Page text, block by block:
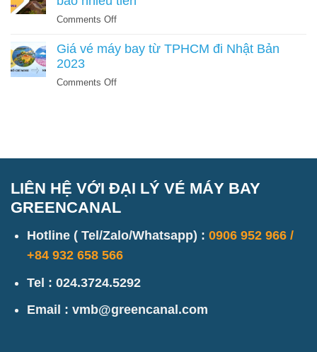
–
Đài
đi
Kong
Comments Offon
máy
bao
tiền
Giá vé máy bay từ TPHCM đi Nhật Bản
2023
Comments Offon
đi
Nhật
Bản
LIÊN HỆ VỚI ĐẠI LÝ VÉ MÁY BAY
GREENCANAL
Hotline ( Tel/Zalo/Whatsapp) :0906 952 966 /
+84 932 658 566
Tel : 024.3724.5292
Email : vmb@greencanal.com